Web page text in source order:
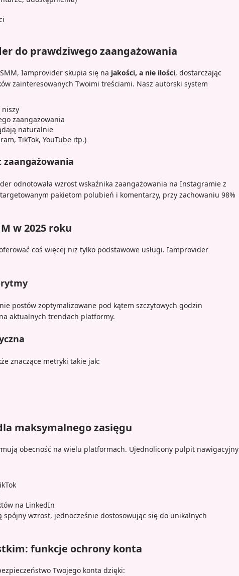
do prawdziwego zaangażowania
Iamprovider skupia się na jakości, a nie ilości, dostarczając
zainteresowanych Twoimi treściami. Nasz autorski system
niszy
zaangażowania
naturalnie
TikTok, YouTube itp.)
zaangażowania
odnotowała wzrost wskaźnika zaangażowania na Instagramie z
pakietom polubień i komentarzy, przy zachowaniu 98%
w 2025 roku
coś więcej niż tylko podstawowe usługi. Iamprovider
postów zoptymalizowane pod kątem szczytowych godzin
aktualnych trendach platformy.
znaczące metryki takie jak:
maksymalnego zasięgu
obecność na wielu platformach. Ujednolicony pulpit nawigacyjny
na LinkedIn
wzrost, jednocześnie dostosowując się do unikalnych
funkcje ochrony konta
Twojego konta dzięki: